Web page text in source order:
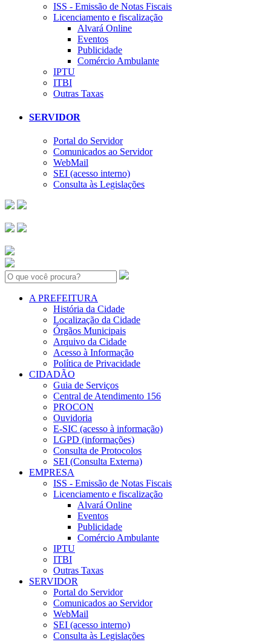
ISS - Emissão de Notas Fiscais
Licenciamento e fiscalização
Alvará Online
Eventos
Publicidade
Comércio Ambulante
IPTU
ITBI
Outras Taxas
SERVIDOR
Portal do Servidor
Comunicados ao Servidor
WebMail
SEI (acesso interno)
Consulta às Legislações
Search:
A PREFEITURA
História da Cidade
Localização da Cidade
Órgãos Municipais
Arquivo da Cidade
Acesso à Informação
Política de Privacidade
CIDADÃO
Guia de Serviços
Central de Atendimento 156
PROCON
Ouvidoria
E-SIC (acesso à informação)
LGPD (informações)
Consulta de Protocolos
SEI (Consulta Externa)
EMPRESA
ISS - Emissão de Notas Fiscais
Licenciamento e fiscalização
Alvará Online
Eventos
Publicidade
Comércio Ambulante
IPTU
ITBI
Outras Taxas
SERVIDOR
Portal do Servidor
Comunicados ao Servidor
WebMail
SEI (acesso interno)
Consulta às Legislações